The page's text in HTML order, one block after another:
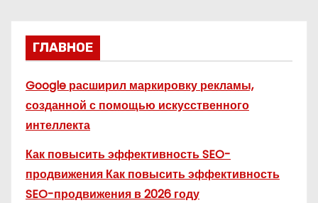
ГЛАВНОЕ
Google расширил маркировку рекламы,
созданной с помощью искусственного
интеллекта
Как повысить эффективность SEO-
продвижения Как повысить эффективность
SEO-продвижения в 2026 году